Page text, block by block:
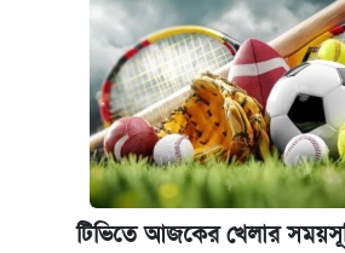
টিভিতে আজকের খেলার